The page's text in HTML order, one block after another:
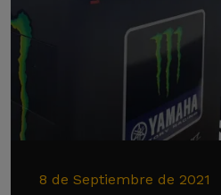
8 de Septiembre de 2021